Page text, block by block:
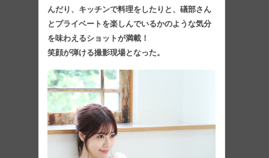
んだり、キッチンで料理をしたりと、礒部さん
とプライベートを楽しんでいるかのような気分
を味わえるショットが満載！
笑顔が弾ける撮影現場となった。